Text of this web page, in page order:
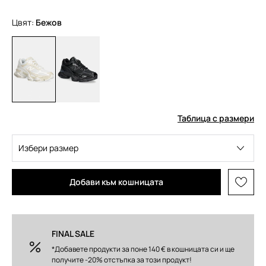
Цвят: бежов
Таблица с размери
Избери размер
Добави към кошницата
FINAL SALE
*Добавете продукти за поне 140 € в кошницата си и ще
получите -20% отстъпка за този продукт!